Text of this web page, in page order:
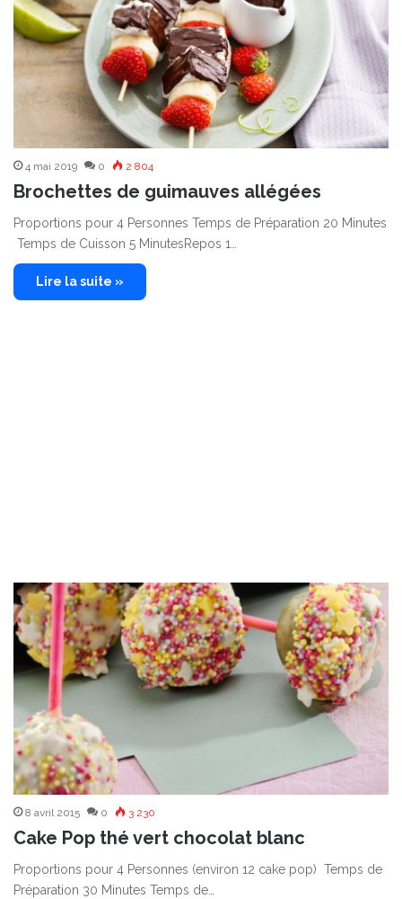
4 mai 2019 0 2 804
Brochettes de guimauves allégées
Proportions pour 4 Personnes Temps de Préparation 20 Minutes
Temps de Cuisson 5 MinutesRepos 1…
Lire la suite »
8 avril 2015 0 3 230
Cake Pop thé vert chocolat blanc
Proportions pour 4 Personnes (environ 12 cake pop) Temps de
Préparation 30 Minutes Temps de…